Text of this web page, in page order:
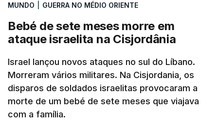
MUNDO GUERRA NO MÉDIO ORIENTE
Bebé de sete meses morre em
ataque israelita na Cisjordânia
Israel lançou novos ataques no sul do Líbano.
Morreram vários militares. Na Cisjordania, os
disparos de soldados israelitas provocaram a
morte de um bebé de sete meses que viajava
com a família.